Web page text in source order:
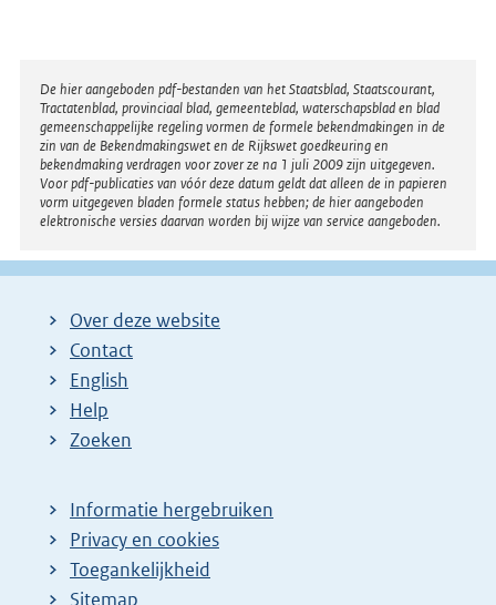
Disclaimer
De hier aangeboden pdf-bestanden van het Staatsblad, Staatscourant,
Tractatenblad, provinciaal blad, gemeenteblad, waterschapsblad en blad
gemeenschappelijke regeling vormen de formele bekendmakingen in de
zin van de Bekendmakingswet en de Rijkswet goedkeuring en
bekendmaking verdragen voor zover ze na 1 juli 2009 zijn uitgegeven.
Voor pdf-publicaties van vóór deze datum geldt dat alleen de in papieren
vorm uitgegeven bladen formele status hebben; de hier aangeboden
elektronische versies daarvan worden bij wijze van service aangeboden.
Over deze website
Contact
English
Help
Zoeken
Informatie hergebruiken
Privacy en cookies
Toegankelijkheid
Sitemap